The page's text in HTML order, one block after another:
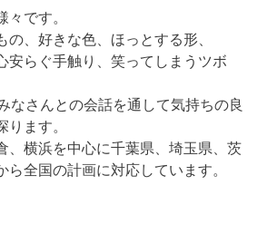
です。
の、好きな色、ほっとする形、
安らぐ手触り、笑ってしまうツボ
なさんとの会話を通して気持ちの良
ます。
、横浜を中心に千葉県、埼玉県、茨
ら全国の計画に対応しています。